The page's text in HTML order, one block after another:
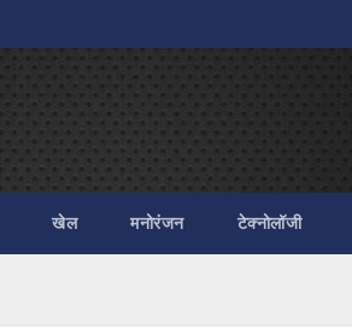
खेल मनोरंजन टेक्नोलॉजी